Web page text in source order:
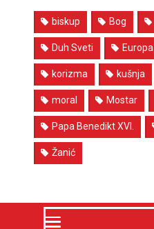
biskup Bog
Duh Sveti Europa
korizma kušnja
moral Mostar
Papa Benedikt XVI.
Žanić